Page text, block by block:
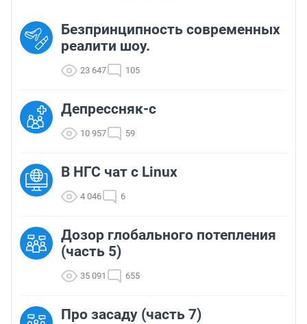
Безпринципность современных
реалити шоу.
23 647 105
Депрессняк-с
10 957 59
В НГС чат с Linux
4 046 6
Дозор глобального потепления
(часть 5)
35 091 655
Про засаду (часть 7)